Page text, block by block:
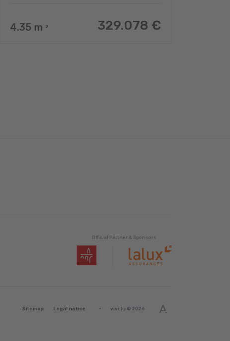
4.35 m 2 329.078 €
Official Partner & Sponsors
Sitemap Legal notice · vivi.lu © 2026